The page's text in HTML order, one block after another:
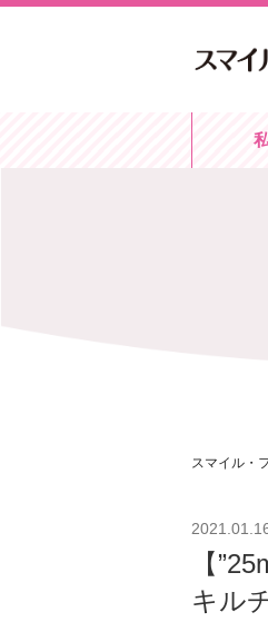
スマイル・
投
【
キル